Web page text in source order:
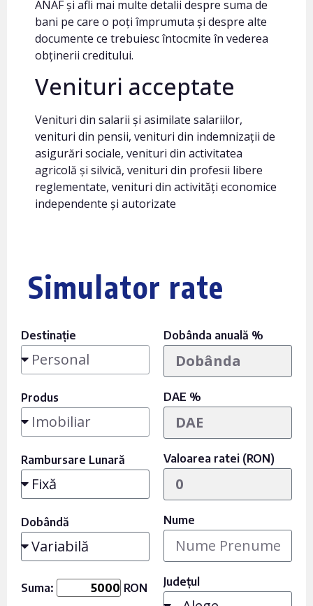
ANAF și afli mai multe detalii despre suma de
bani pe care o poți împrumuta și despre alte
documente ce trebuiesc întocmite în vederea
obținerii creditului.
Venituri acceptate
Venituri din salarii și asimilate salariilor,
venituri din pensii, venituri din indemnizații de
asigurări sociale, venituri din activitatea
agricolă și silvică, venituri din profesii libere
reglementate, venituri din activități economice
independente și autorizate
Simulator rate
Destinație
Produs
Rambursare Lunară
Dobândă
Suma: RON
Dobânda anuală %
DAE %
Valoarea ratei (RON)
Nume
Județul